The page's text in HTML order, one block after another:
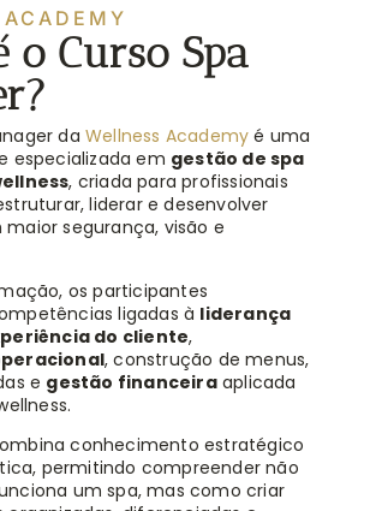
o Curso Spa
da Wellness Academyé uma
especializada em gestão de spa
, criada para profissionais
liderar e desenvolver
segurança, visão e
os participantes
ligadas à liderança
do cliente,
, construção de menus,
e gestão financeiraaplicada
conhecimento estratégico
permitindo compreender não
um spa, mas como criar